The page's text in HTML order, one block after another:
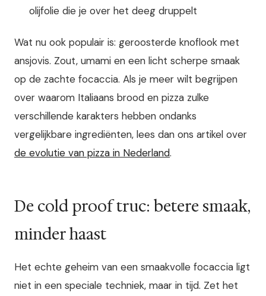
olijfolie die je over het deeg druppelt
Wat nu ook populair is: geroosterde knoflook met
ansjovis. Zout, umami en een licht scherpe smaak
op de zachte focaccia. Als je meer wilt begrijpen
over waarom Italiaans brood en pizza zulke
verschillende karakters hebben ondanks
vergelijkbare ingrediënten, lees dan ons artikel over
de evolutie van pizza in Nederland.
De cold proof truc: betere smaak,
minder haast
Het echte geheim van een smaakvolle focaccia ligt
niet in een speciale techniek, maar in tijd. Zet het